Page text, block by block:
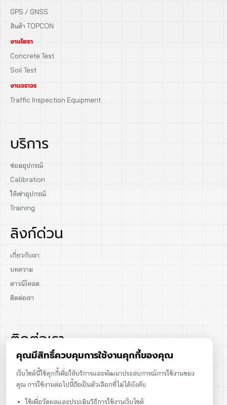
GPS / GNSS
สินค้า TOPCON
งานโยธา
Concrete Test
Soil Test
งานจราจร
Traffic Inspection Equipment
บริการ
ซ่อมอุปกรณ์
Calibration
ให้เช่าอุปกรณ์
Training
ลิงก์ด่วน
เกี่ยวกับเรา
บทความ
ดาวน์โหลด
ติดต่อเรา
ติดต่อเรา
086-086-2000
คุณมีสิทธิ์ควบคุมการใช้งานคุกกี้ของคุณ
เว็บไซต์นี้ใช้คุกกี้เพื่อให้บริการและพัฒนาประสบการณ์การใช้งานของ
คุณ การใช้งานต่อไปนี้ถือเป็นตัวเลือกที่ไม่ได้บังคับ
ใช้เพื่อวัดผลและประเมินวิธีการใช้งานเว็บไซต์